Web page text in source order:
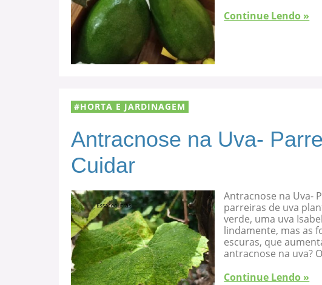
Continue Lendo »
HORTA E JARDINAGEM
Antracnose na Uva-
Cuidar
Antracnose na Uva-
parreiras de uva
verde, uma uva
lindamente, mas as
escuras, que
antracnose na uva?
Continue Lendo »